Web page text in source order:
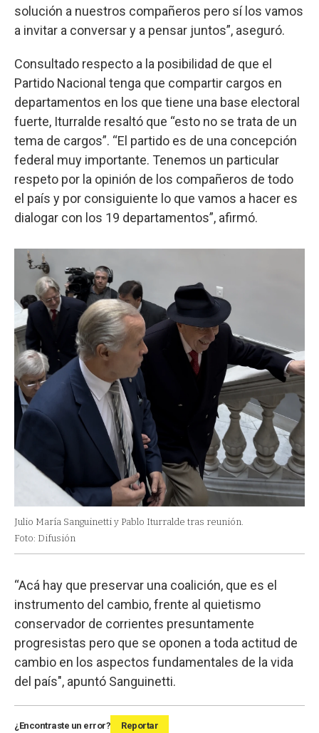
solución a nuestros compañeros pero sí los vamos
a invitar a conversar y a pensar juntos”, aseguró.
Consultado respecto a la posibilidad de que el
Partido Nacional tenga que compartir cargos en
departamentos en los que tiene una base electoral
fuerte, Iturralde resaltó que “esto no se trata de un
tema de cargos”. “El partido es de una concepción
federal muy importante. Tenemos un particular
respeto por la opinión de los compañeros de todo
el país y por consiguiente lo que vamos a hacer es
dialogar con los 19 departamentos”, afirmó.
Julio María Sanguinetti y Pablo Iturralde tras reunión.
Foto: Difusión
“Acá hay que preservar una coalición, que es el
instrumento del cambio, frente al quietismo
conservador de corrientes presuntamente
progresistas pero que se oponen a toda actitud de
cambio en los aspectos fundamentales de la vida
del país", apuntó Sanguinetti.
¿Encontraste un error? Reportar